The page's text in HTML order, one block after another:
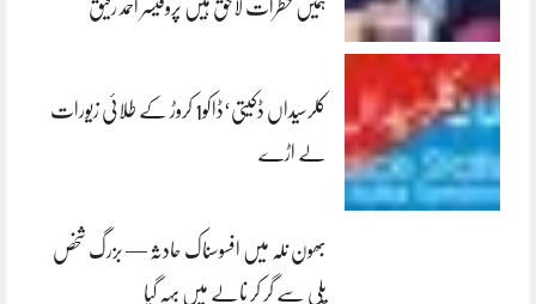
ہمیں خطرات لاحق ہیں پروفیسر احمد رفیق
کلرسیداں ڈکیتی‘ڈاکو1 کروڑ کے طلائی زیورات
لے اڑے
بھون نلہ میں افسوسناک حادثہ — بزرگ شخص
پلی سے گر کر نالے میں بہہ گیا